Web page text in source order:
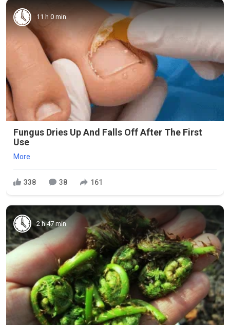
11 h 0 min
Fungus Dries Up And Falls Off After The First
Use
More
338 38 161
2 h 47 min